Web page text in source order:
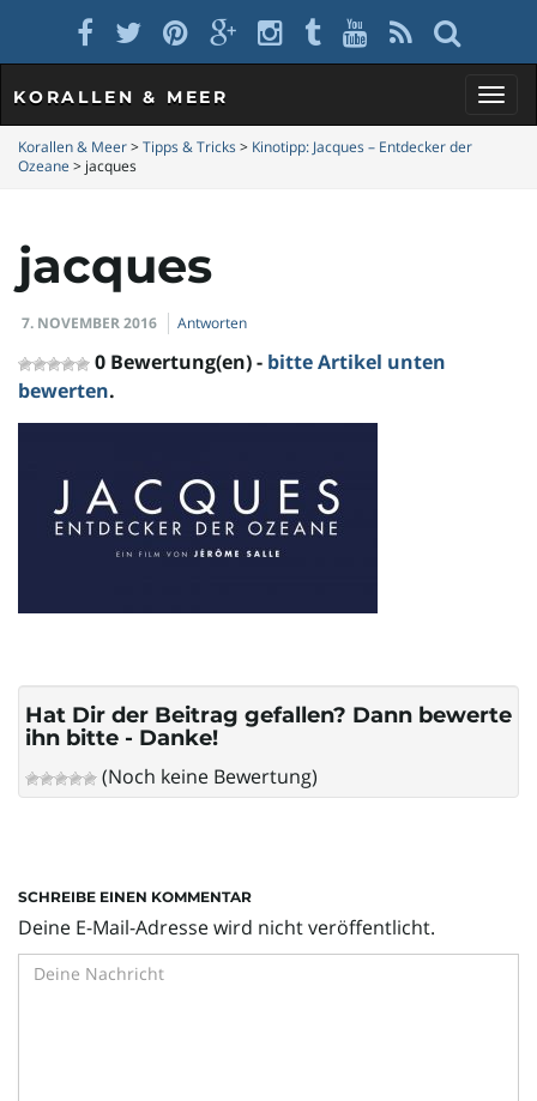
a
KORALLEN & MEER
Korallen & Meer>Tipps & Tricks > Kinotipp: Jacques – Entdecker der
Ozeane > jacques
jacques
7. NOVEMBER 2016 Antworten
0 Bewertung(en) - bitte Artikel unten
bewerten.
Hat Dir der Beitrag gefallen? Dann bewerte
ihn bitte - Danke!
(Noch keine Bewertung)
SCHREIBE EINEN KOMMENTAR
Deine E-Mail-Adresse wird nicht veröffentlicht.